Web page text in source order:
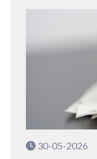
30-05-2026